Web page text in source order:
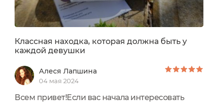
Классная находка, которая должна быть у
каждой девушки
Алеся Лапшина
04 мая 2024
Всем привет!Если вас начала интересовать